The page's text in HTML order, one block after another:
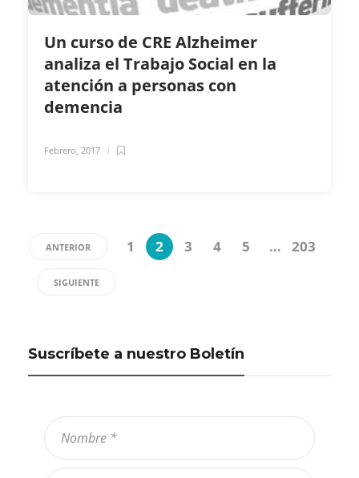
Un curso de CRE Alzheimer
analiza el Trabajo Social en la
atención a personas con
demencia
Febrero, 2017
ANTERIOR 1 2 3 4 5 … 203
SIGUIENTE
Suscríbete a nuestro Boletín